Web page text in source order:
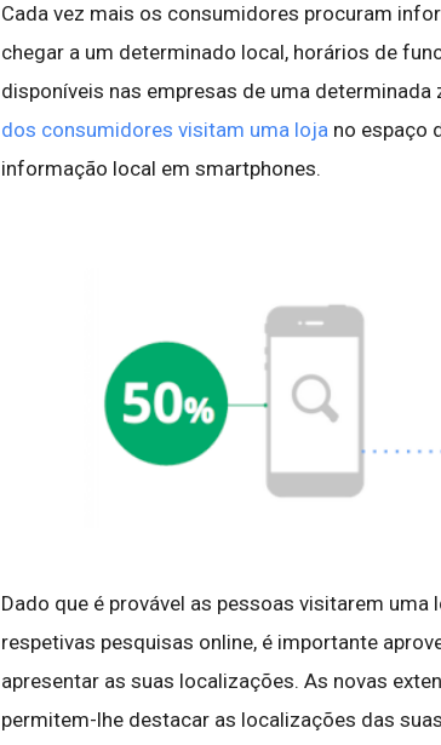
Cada vez mais os consumidores procuram
chegar a um determinado local, horários de
disponíveis nas empresas de uma
dos consumidores visitam uma loja no espaço
informação local em smartphones.
Dado que é provável as pessoas visitarem uma
respetivas pesquisas online, é importante
apresentar as suas localizações. As novas
permitem-lhe destacar as localizações das